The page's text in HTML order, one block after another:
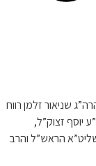
שניאור זלמן רווח
יוסף זצוק”ל,
הראש”ל והרב